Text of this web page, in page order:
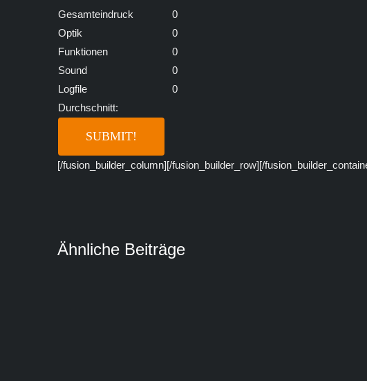
Gesamteindruck
0
Optik
0
Funktionen
0
Sound
0
Logfile
0
Durchschnitt:
[/fusion_builder_column][/fusion_builder_row][/
Ähnliche Beiträge